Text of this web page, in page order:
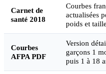
Carnet de
santé 2018
Courbes
actualisées
poids et taille
Courbes
AFPA PDF
Version
garçons 1
puis 1 à 18